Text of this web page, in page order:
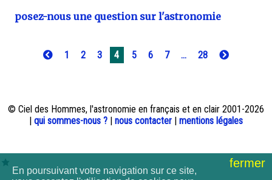
posez-nous une question sur l'astronomie
1 2 3 4 5 6 7 ... 28
© Ciel des Hommes, l'astronomie en français et en clair 2001-2026
| qui sommes-nous ? | nous contacter | mentions légales
fermer
En poursuivant votre navigation sur ce site,